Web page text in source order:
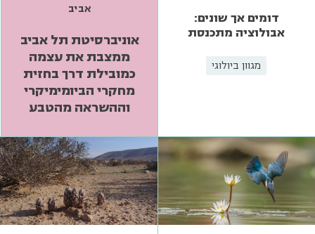
דומים אך שונים:
אבולוציה מתכנסת
מגוון ביולוגי
אביב
אוניברסיטת תל אביב
ממצבת את עצמה
כמובילת דרך בחזית
מחקרי הביומימיקרי
וההשראה מהטבע